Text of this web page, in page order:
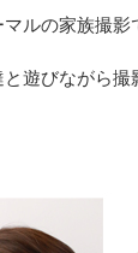
ルの家族撮
遊びながら